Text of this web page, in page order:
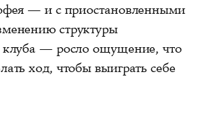
— и с приостановленными
структуры
клуба — росло ощущение, что
ход, чтобы выиграть себе